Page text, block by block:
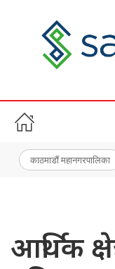
काठमाडौं महानगरपालिका
आर्थिक